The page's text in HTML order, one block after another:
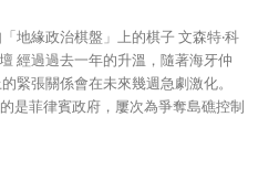
政治棋盤」上的棋子 文森特‧科
仲
緊張關係會在未來幾週急劇激化。
是菲律賓政府，屢次為爭奪島礁控制